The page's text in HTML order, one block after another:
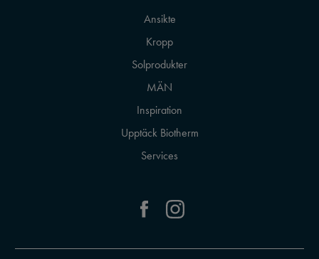
Ansikte
Kropp
Solprodukter
MÄN
Inspiration
Upptäck Biotherm
Services